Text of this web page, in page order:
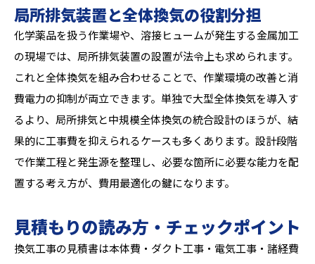
局所排気装置と全体換気の役割分担
化学薬品を扱う作業場や、溶接ヒュームが発生する金属加工
の現場では、局所排気装置の設置が法令上も求められます。
これと全体換気を組み合わせることで、作業環境の改善と消
費電力の抑制が両立できます。単独で大型全体換気を導入す
るより、局所排気と中規模全体換気の統合設計のほうが、結
果的に工事費を抑えられるケースも多くあります。設計段階
で作業工程と発生源を整理し、必要な箇所に必要な能力を配
置する考え方が、費用最適化の鍵になります。
見積もりの読み方・チェックポイント
換気工事の見積書は本体費・ダクト工事・電気工事・諸経費